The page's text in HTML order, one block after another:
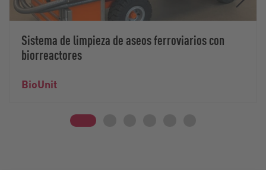
Sistema de limpieza de aseos ferroviarios con
biorreactores
BioUnit